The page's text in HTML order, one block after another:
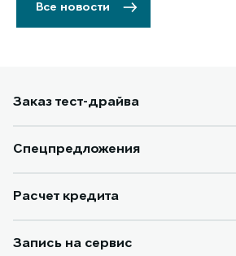
Все новости
Заказ тест-драйва
Спецпредложения
Расчет кредита
Запись на сервис